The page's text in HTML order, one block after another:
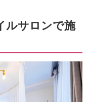
ルサロンで施